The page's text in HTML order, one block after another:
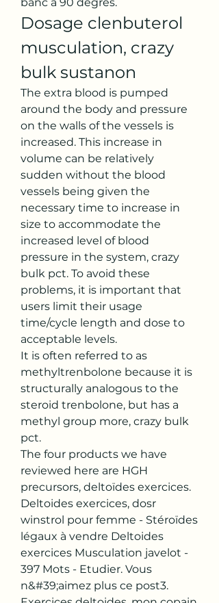
Dosage clenbuterol
musculation, crazy
bulk sustanon
The extra blood is pumped
around the body and pressure
on the walls of the vessels is
increased. This increase in
volume can be relatively
sudden without the blood
vessels being given the
necessary time to increase in
size to accommodate the
increased level of blood
pressure in the system, crazy
bulk pct. To avoid these
problems, it is important that
users limit their usage
time/cycle length and dose to
acceptable levels.
It is often referred to as
methyltrenbolone because it is
structurally analogous to the
steroid trenbolone, but has a
methyl group more, crazy bulk
pct.
The four products we have
reviewed here are HGH
precursors, deltoïdes exercices.
Deltoides exercices, dosr
winstrol pour femme - Stéroïdes
légaux à vendre Deltoides
exercices Musculation javelot -
397 Mots - Etudier. Vous
n&#39;aimez plus ce post3.